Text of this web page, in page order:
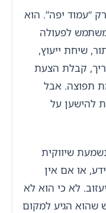
“עמוד יפה”. הוא
לפעולה
שיחת ייעוץ,
קבלת הצעת
תפוצה. אבל
להישען על
שיווקית
או אם אין
לא כי הוא לא
שהוא הגיע למקום